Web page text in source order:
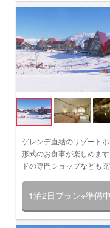
ゲレンデ直結のリゾート
形式のお食事が楽しめま
ドの専門ショップなども充
1泊2日プラン※準備中